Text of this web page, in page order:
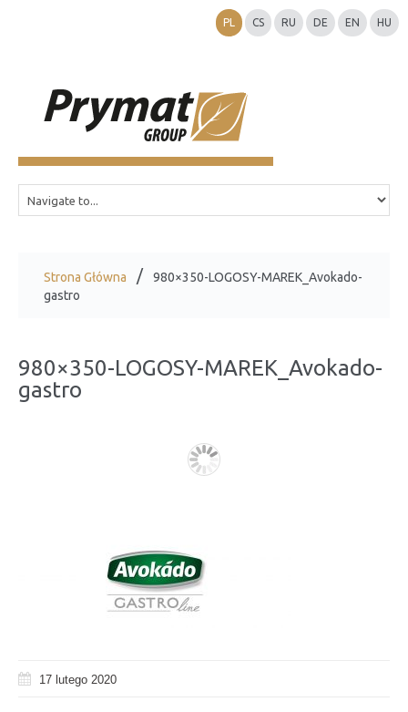
PL CS RU DE EN HU
Strona Główna
980×350-LOGOSY-MAREK_Avokado-
gastro
980×350-LOGOSY-MAREK_Avokado-
gastro
17 lutego 2020